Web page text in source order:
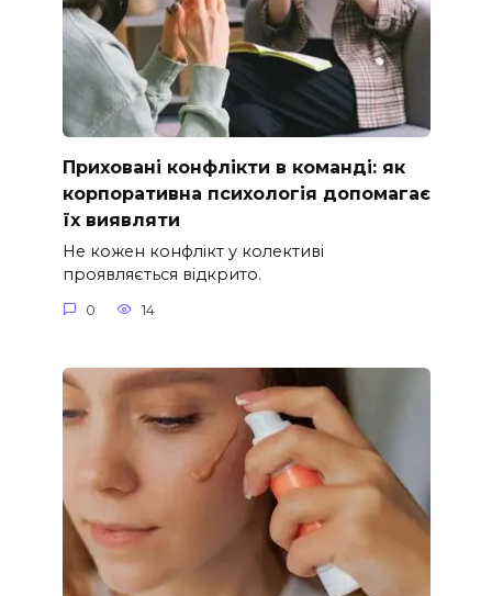
Приховані конфлікти в команді: як
корпоративна психологія допомагає
їх виявляти
Не кожен конфлікт у колективі
проявляється відкрито.
0 14